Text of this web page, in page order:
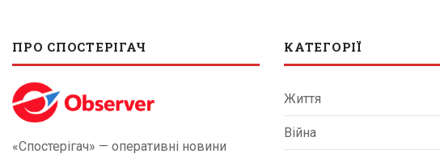
ПРО СПОСТЕРІГАЧ
«Спостерігач» — оперативні новини
КАТЕГОРІЇ
Життя
Війна